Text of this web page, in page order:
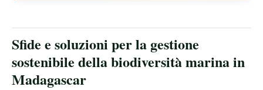
Sfide e soluzioni per la gestione
sostenibile della biodiversità marina in
Madagascar